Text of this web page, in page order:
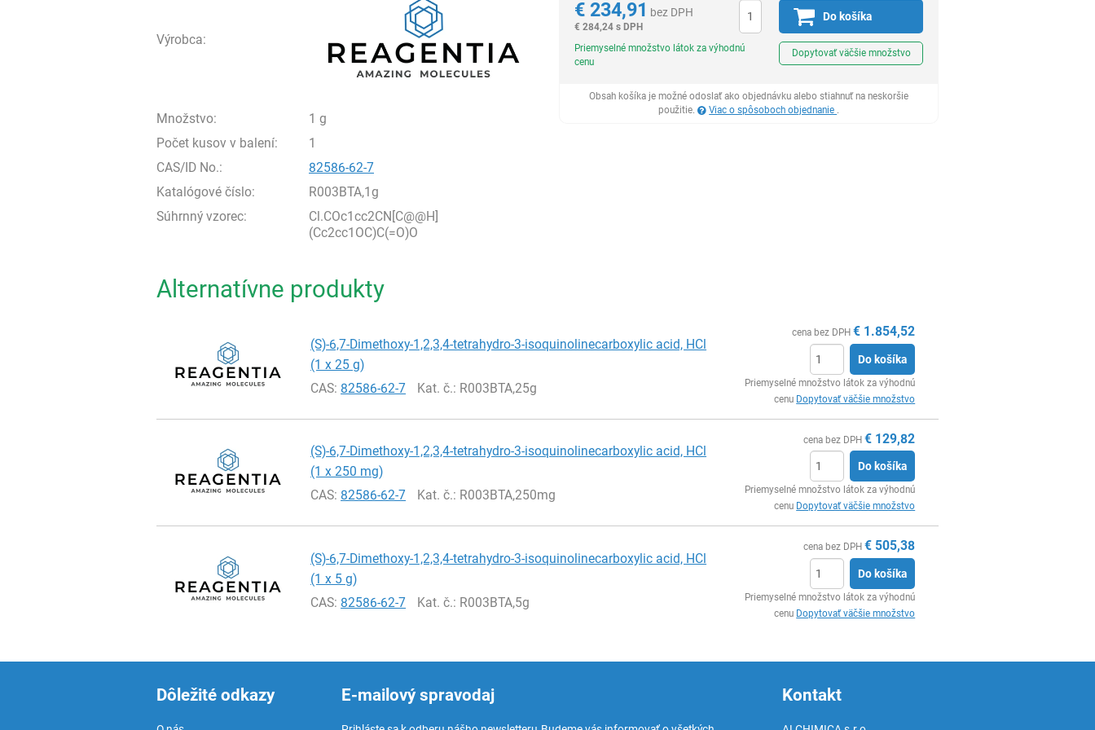
Výrobca:
Množstvo:
1 g
Počet kusov v balení:
1
CAS/ID No.:
82586-62-7
Katalógové číslo:
R003BTA,1g
Súhrnný vzorec:
Cl.COc1cc2CN[C@@H]
(Cc2cc1OC)C(=O)O
€234,91 bez DPH
€ 284,24 s DPH
Ks
Do košíka
Priemyselné množstvo látok za výhodnú
cenu
Dopytovať väčšie množstvo
Obsah košíka je možné odoslať ako objednávku alebo stiahnuť na neskoršie
použitie.
Viac o spôsoboch objednanie .
Alternatívne produkty
(S)-6,7-Dimethoxy-1,2,3,4-tetrahydro-3-isoquinolinecarboxylic acid, HCl
(1 x 25 g)
CAS: 82586-62-7 Kat. č.: R003BTA,25g
cena bez DPH € 1.854,52
Do košíka
Priemyselné množstvo látok za výhodnú
cenu Dopytovať väčšie množstvo
(S)-6,7-Dimethoxy-1,2,3,4-tetrahydro-3-isoquinolinecarboxylic acid, HCl
(1 x 250 mg)
CAS: 82586-62-7 Kat. č.: R003BTA,250mg
cena bez DPH € 129,82
Do košíka
Priemyselné množstvo látok za výhodnú
cenu Dopytovať väčšie množstvo
(S)-6,7-Dimethoxy-1,2,3,4-tetrahydro-3-isoquinolinecarboxylic acid, HCl
(1 x 5 g)
CAS: 82586-62-7 Kat. č.: R003BTA,5g
cena bez DPH € 505,38
Do košíka
Priemyselné množstvo látok za výhodnú
cenu Dopytovať väčšie množstvo
Dôležité odkazy E-mailový spravodaj Kontakt